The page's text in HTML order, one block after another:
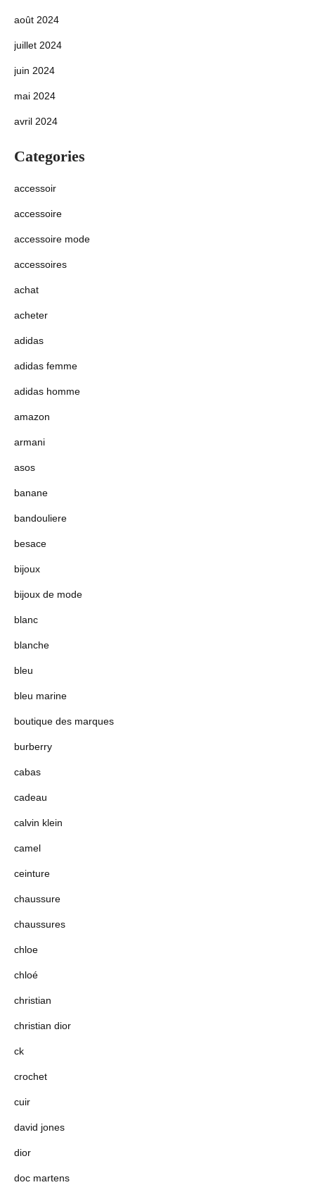
août 2024
juillet 2024
juin 2024
mai 2024
avril 2024
Categories
accessoir
accessoire
accessoire mode
accessoires
achat
acheter
adidas
adidas femme
adidas homme
amazon
armani
asos
banane
bandouliere
besace
bijoux
bijoux de mode
blanc
blanche
bleu
bleu marine
boutique des marques
burberry
cabas
cadeau
calvin klein
camel
ceinture
chaussure
chaussures
chloe
chloé
christian
christian dior
ck
crochet
cuir
david jones
dior
doc martens